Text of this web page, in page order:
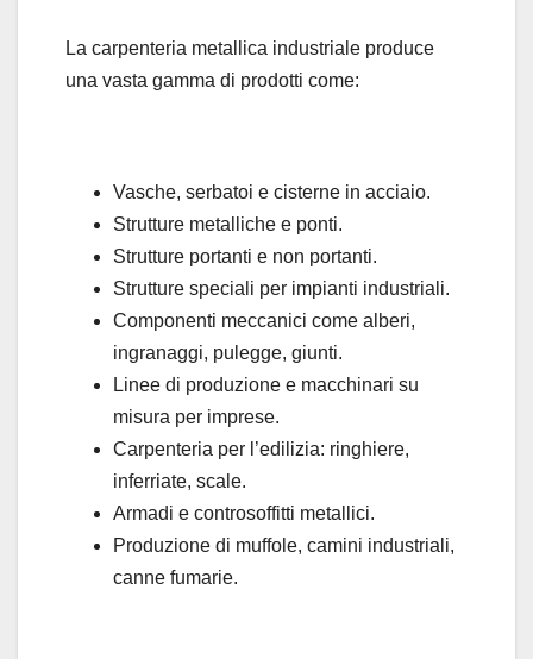
La carpenteria metallica industriale produce
una vasta gamma di prodotti come:
Vasche, serbatoi e cisterne in acciaio.
Strutture metalliche e ponti.
Strutture portanti e non portanti.
Strutture speciali per impianti industriali.
Componenti meccanici come alberi,
ingranaggi, pulegge, giunti.
Linee di produzione e macchinari su
misura per imprese.
Carpenteria per l’edilizia: ringhiere,
inferriate, scale.
Armadi e controsoffitti metallici.
Produzione di muffole, camini industriali,
canne fumarie.